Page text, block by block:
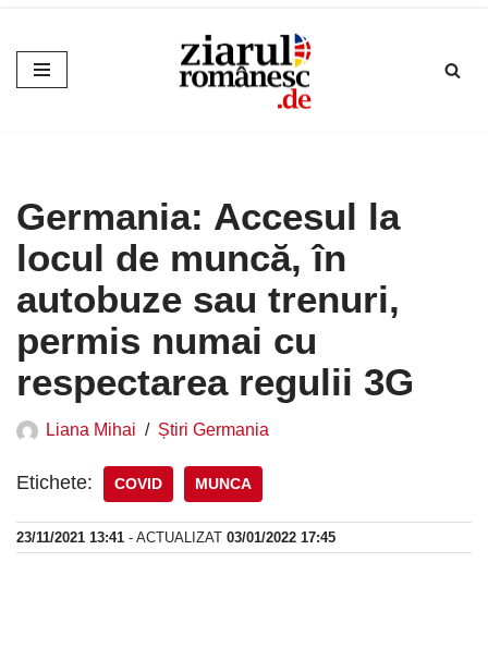
Sari
la
Germania: Accesul la
locul de muncă, în
autobuze sau trenuri,
permis numai cu
respectarea regulii 3G
Liana Mihai Știri Germania
Etichete: COVID MUNCA
23/11/2021 13:41 - ACTUALIZAT 03/01/2022 17:45